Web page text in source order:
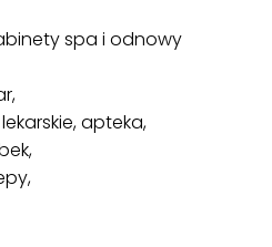
spa i odnowy
apteka,